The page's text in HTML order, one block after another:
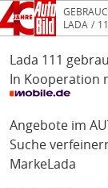
LADA
Lada 111
In Kooperation
Angebote im
Suche
MarkeLada